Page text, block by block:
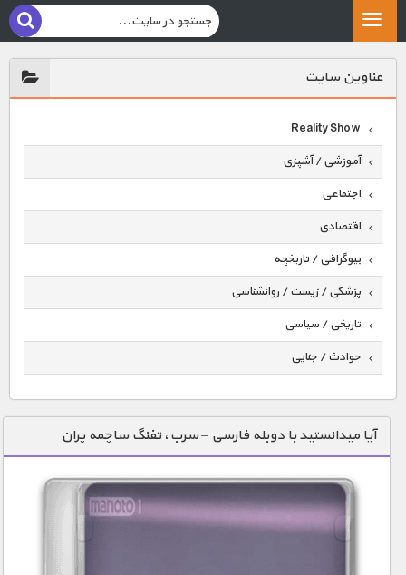
عناوين سايت
Reality Show
آموزشی / آشپزی
اجتماعی
اقتصادی
بیوگرافی / تاریخچه
پزشکی / زیست / روانشناسی
تاریخی / سیاسی
حوادث / جنایی
دنیای خوراکی ها
زمین شناسی / محیط زیست
سازه/ معماری/ مهندسی
سرگرمی
آیا میدانستید با دوبله فارسی – سرب، تفنگ ساچمه پران